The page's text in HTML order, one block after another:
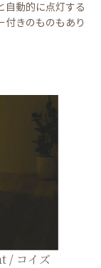
自動的に点灯する
付きのものもあり
/ コイズ